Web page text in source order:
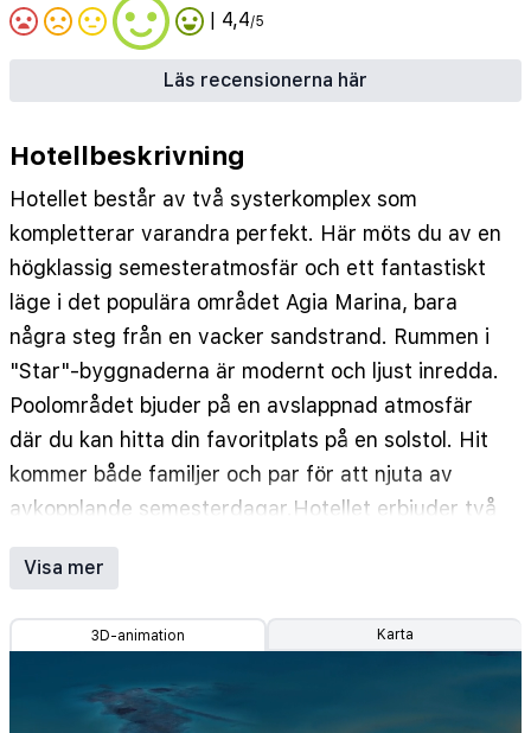
Sunweb_meta: roomservice•
Sunweb_meta: parkeringsgarage
Sunweb_meta: wi-fi internet i allmänna utrymmen
(kostnadsfritt), på rummet (kostnadsfritt)
veckan
Sunweb_meta: handdukar ingår bytas 3 gånger i
veckan: extra byte på begäran
•Sunweb_meta: gym
Sunweb_meta: bagageförvaring•
Sunweb_meta: spjälsäng•Sunweb_meta: lekplats•
Sunweb_meta: handduksservice•
Sunweb_meta: barnpool (2)(separerad)•
Sunweb_meta: utomhuspool (2)(solstolar
(kostnadsfritt) , parasoll (kostnadsfritt) )
•
Sunweb_meta: städning i lägenhetshotell
(lägenheter 6 gånger i veckan)
•
(ingår) år (gratis) (skall anges vid bokning)
priset)
•
Sunweb_meta: wi-fi i allmänna utrymmen: (gratis)
| 4,4/5
Läs recensionerna här
Hotellbeskrivning
Hotellet består av två systerkomplex som
kompletterar varandra perfekt. Här möts du av en
högklassig semesteratmosfär och ett fantastiskt
läge i det populära området Agia Marina, bara
några steg från en vacker sandstrand. Rummen i
"Star"-byggnaderna är modernt och ljust inredda.
Poolområdet bjuder på en avslappnad atmosfär
där du kan hitta din favoritplats på en solstol. Hit
kommer både familjer och par för att njuta av
avkopplande semesterdagar.Hotellet erbjuder två
pooler, varav en är särskilt anpassad för barn. Här
kan du njuta av en bekymmersfri stranddag med
törst under varma sommardagar. Föredrar du
stranden är den nära och där väntar strandlek
och sol eller skugga under ett parasoll. Här kan du
Visa mer
3D-animation Karta